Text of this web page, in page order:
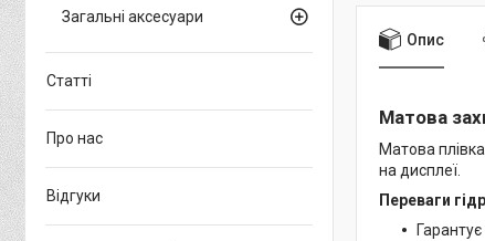
Опис
Матова
Матова
на дисплеї.
Переваги
Загальні аксесуари
Статті
Про нас
Відгуки